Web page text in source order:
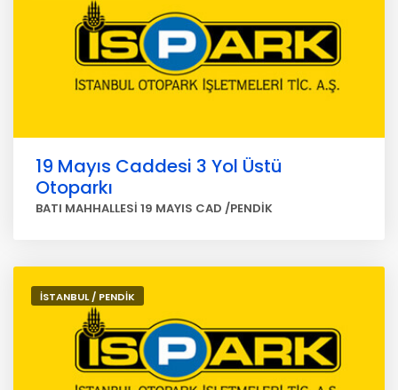
19 Mayıs Caddesi 3 Yol Üstü
Otoparkı
BATI MAHHALLESİ 19 MAYIS CAD /PENDİK
İSTANBUL / PENDİK